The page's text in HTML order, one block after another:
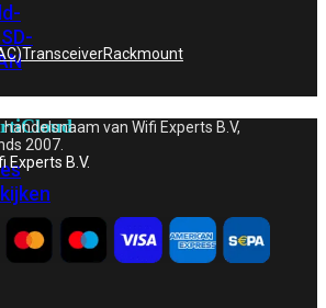
SD-
TransceiverRackmount
van Wifi Experts B.V,
2007.
Experts B.V.